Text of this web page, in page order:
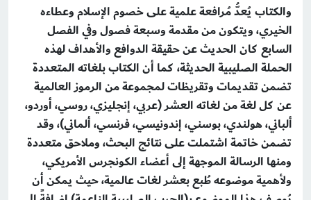
والكتاب يُعدُّ مُرافعة علمية على خصوم الإسلام وعطاءه
الخيري، ويتكون من مقدمة وسبعة فصول وفي الفصل
السابع كان الحديث عن حقيقة الدوافع والأهداف لهذه
الحملة الصليبية الحديثة، كما أن الكتاب بلغاته المتعددة
تضمن تقديمات وتقريظات لمجموعة من الرموز العالمية
عن كل لغة من لغاته العشر (عربي، إنجليزي، روسي، أوردو،
ألباني، هولندي، بوسني، إندونيسي، فرنسي، ألماني)، وقد
تضمن خاتمة اشتملت على نتائج البحث، وملاحق متعددة
ومنها الرسالة الموجهة إلى أعضاء الكونجرس الأمريكي،
ولأهمية موضوعه طُبع بعشر لغات عالمية، حيث يمكن أن